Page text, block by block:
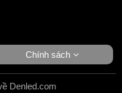
Chính sách
Denled.com